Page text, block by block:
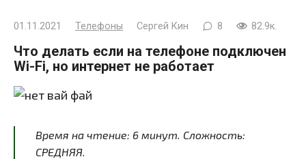
01.11.2021 Телефоны Сергей Кин 8 82.9к.
Что делать если на телефоне подключен
Wi-Fi, но интернет не работает
Время на чтение: 6 минут . Сложность:
СРЕДНЯЯ.